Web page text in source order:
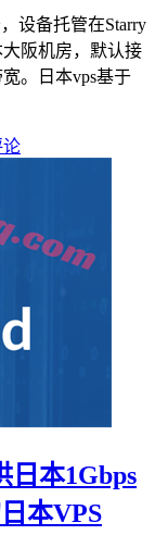
设备托管在Starry
大阪机房，默认接
。日本vps基于
论
日本1Gbps
本VPS